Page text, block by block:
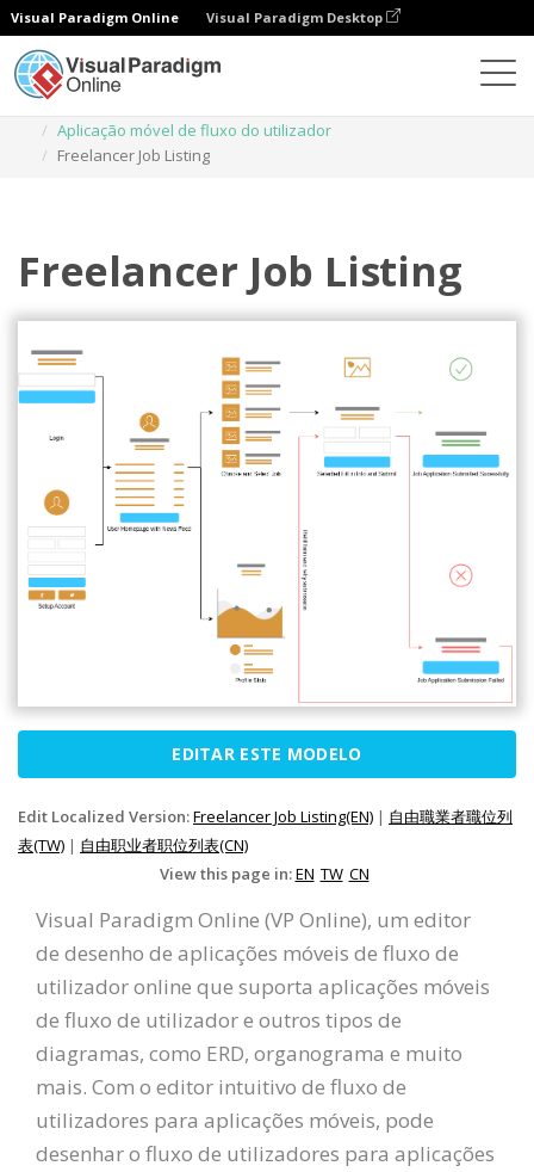
Visual Paradigm Online Visual Paradigm Desktop
Aplicação móvel de fluxo do utilizador
Freelancer Job Listing
Freelancer Job Listing
EDITAR ESTE MODELO
Edit Localized Version:Freelancer Job Listing(EN) | 自由職業者職位列
表(TW) | 自由职业者职位列表(CN)
View this page in:EN TW CN
Visual Paradigm Online (VP Online), um editor
de desenho de aplicações móveis de fluxo de
utilizador online que suporta aplicações móveis
de fluxo de utilizador e outros tipos de
diagramas, como ERD, organograma e muito
mais. Com o editor intuitivo de fluxo de
utilizadores para aplicações móveis, pode
desenhar o fluxo de utilizadores para aplicações